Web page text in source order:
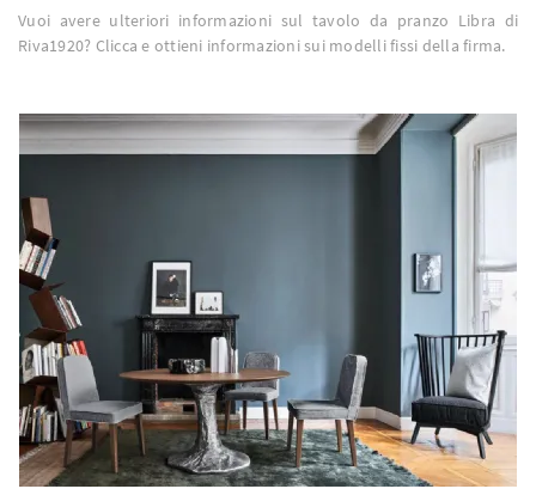
Vuoi avere ulteriori informazioni sul tavolo da pranzo Libra di
Riva1920? Clicca e ottieni informazioni sui modelli fissi della firma.